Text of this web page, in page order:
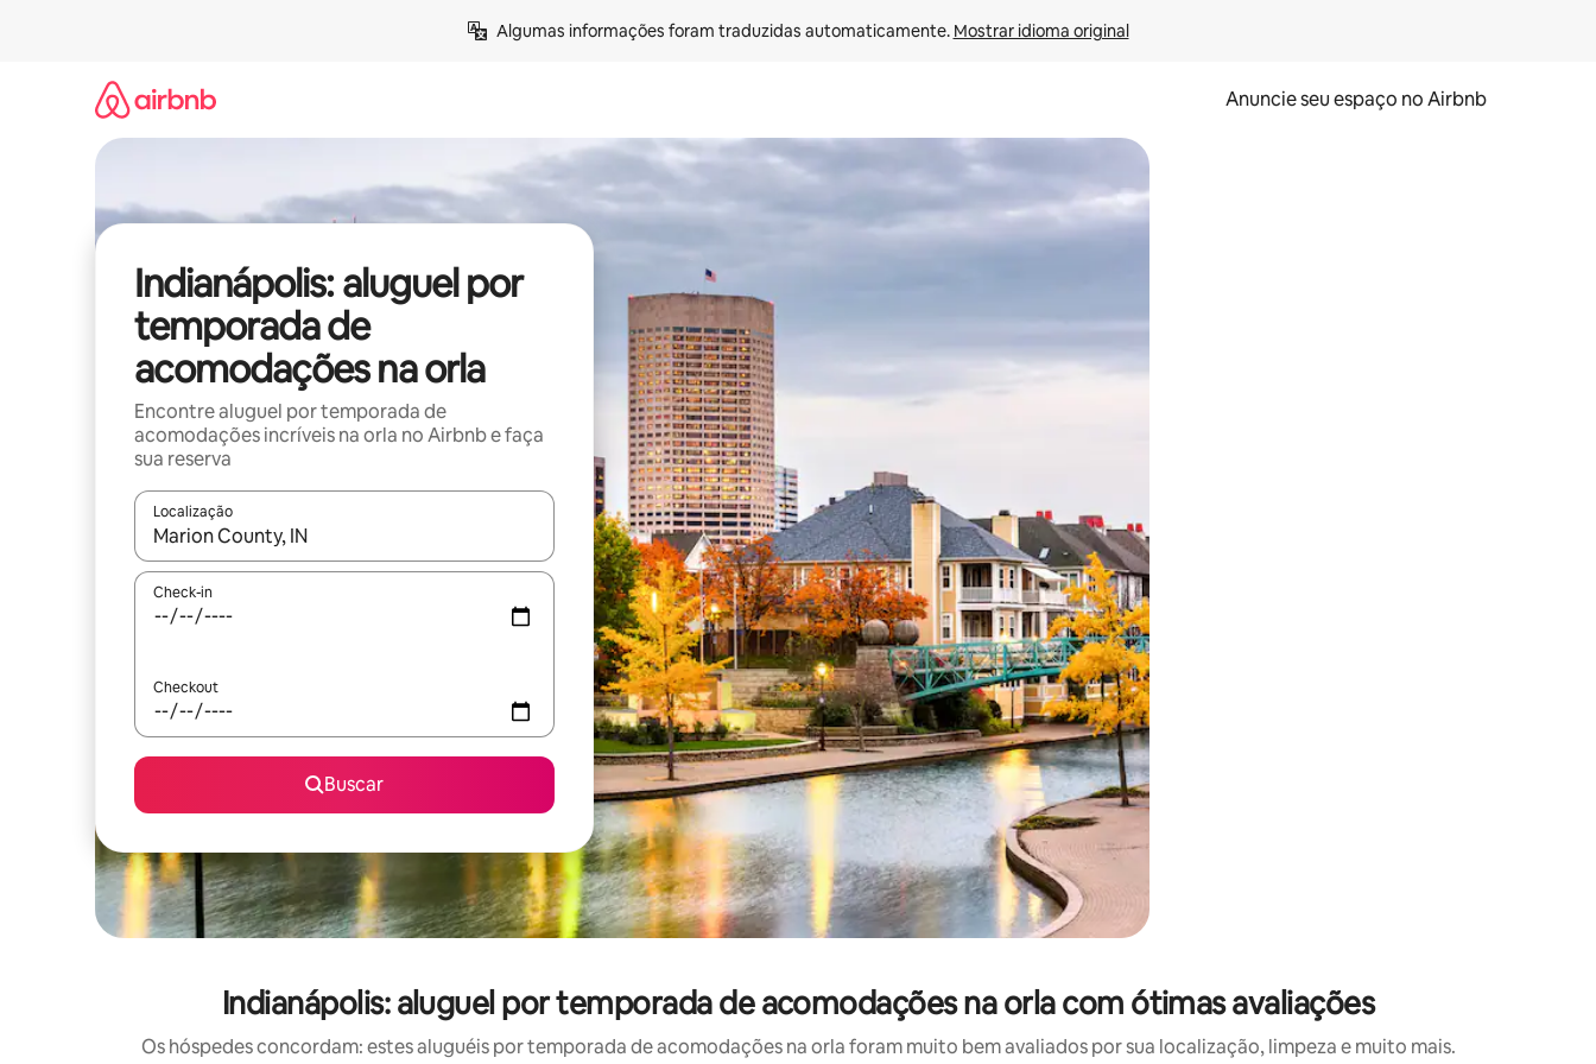
Algumas informações foram traduzidas automaticamente. Mostrar idioma original
Anuncie seu espaço no Airbnb
Indianápolis: aluguel por
temporada de
acomodações na orla
Encontre aluguel por temporada de
acomodações incríveis na orla no Airbnb e faça
sua reserva
Localização
Quando os resultados estiverem disponíveis, explore-os usando as seta para cima e para baixo do teclado ou tocando e deslizando o dedo na tela.
Check-in
Checkout
Buscar
Indianápolis: aluguel por temporada de acomodações na orla com ótimas avaliações
Os hóspedes concordam: estes aluguéis por temporada de acomodações na orla foram muito bem avaliados por sua localização, limpeza e muito mais.